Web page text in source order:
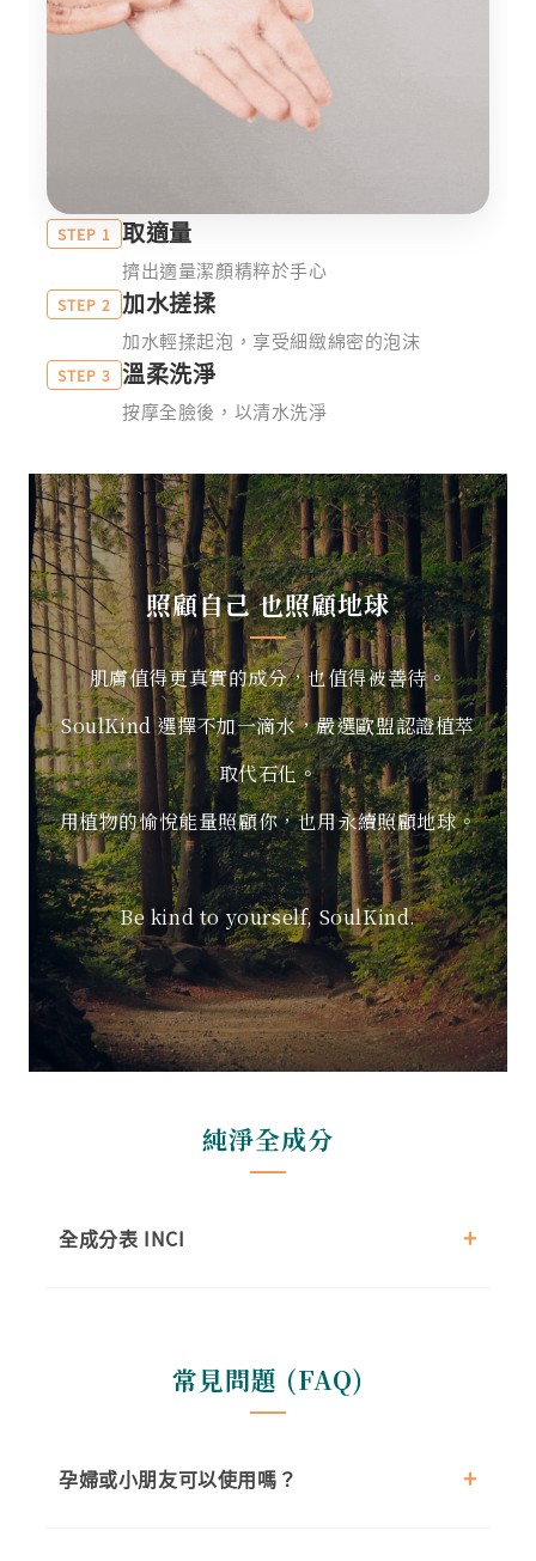
STEP 1 取適量
擠出適量潔顏精粹於手心
STEP 2 加水搓揉
加水輕揉起泡，享受細緻綿密的泡沫
STEP 3 溫柔洗淨
按摩全臉後，以清水洗淨
照顧自己 也照顧地球
肌膚值得更真實的成分，也值得被善待。
SoulKind 選擇不加一滴水，嚴選歐盟認證植萃
取代石化。
用植物的愉悅能量照顧你，也用永續照顧地球。
Be kind to yourself, SoulKind.
純淨全成分
全成分表 INCI
常見問題 (FAQ)
孕婦或小朋友可以使用嗎？